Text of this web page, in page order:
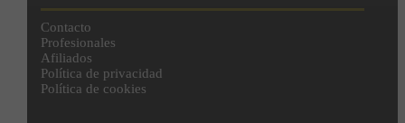
Contacto
Profesionales
Afiliados
Política de privacidad
Política de cookies